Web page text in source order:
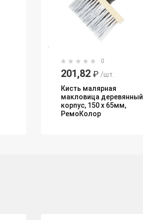
0
201,82 ₽ /шт.
Кисть малярная
макловица деревянный
корпус, 150 х 65мм,
РемоКолор